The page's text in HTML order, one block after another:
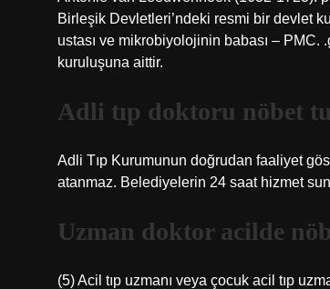
Birleşik Devletleri’ndeki resmi bir devlet
ustası ve mikrobiyolojinin babası – PMC.
kuruluşuna aittir.
Adli tıp doktoru nöbet
Adli Tıp Kurumunun doğrudan faaliyet
atanmaz. Belediyelerin 24 saat hizmet
Uzman doktor acilde
(5) Acil tıp uzmanı veya çocuk acil tıp